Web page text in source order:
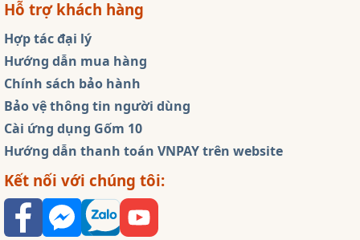
Hỗ trợ khách hàng
Hợp tác đại lý
Hướng dẫn mua hàng
Chính sách bảo hành
Bảo vệ thông tin người dùng
Cài ứng dụng Gốm 10
Hướng dẫn thanh toán VNPAY trên website
Kết nối với chúng tôi: